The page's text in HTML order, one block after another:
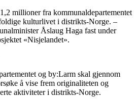
millioner fra kommunaldepartementet
kulturlivet i distrikts-Norge. –
Åslaug Haga fast under
«Nisjelandet».
og by:Larm skal gjennom
å vise frem originaliteten og
aktiviteter i distrikts-Norge.